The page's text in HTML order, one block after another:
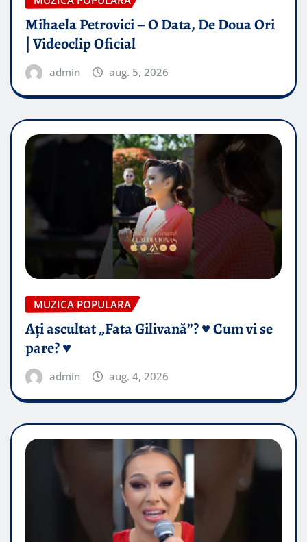
Mihaela Petrovici – O Data, De Doua Ori
| Videoclip Oficial
admin aug. 5, 2026
MUZICA POPULARA
Ați ascultat „Fata Gilivană”? ♥️ Cum vi se
pare? ♥️
admin aug. 4, 2026